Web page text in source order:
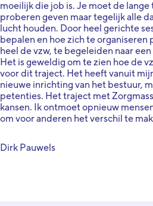
moeilijk die job is. Je moet de
proberen geven maar tegelijk alle
lucht houden. Door heel gerichte
bepalen en hoe zich te organiseren
heel de vzw, te begeleiden naar
Het is geweldig om te zien hoe de
voor dit traject. Het heeft vanuit
nieuwe inrichting van het bestuur,
petenties. Het traject met
kansen. Ik ontmoet opnieuw
om voor anderen het verschil te
Dirk Pauwels